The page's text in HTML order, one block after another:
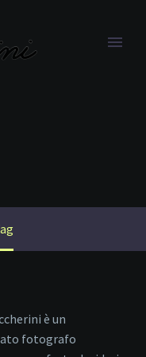
è un
fotografo